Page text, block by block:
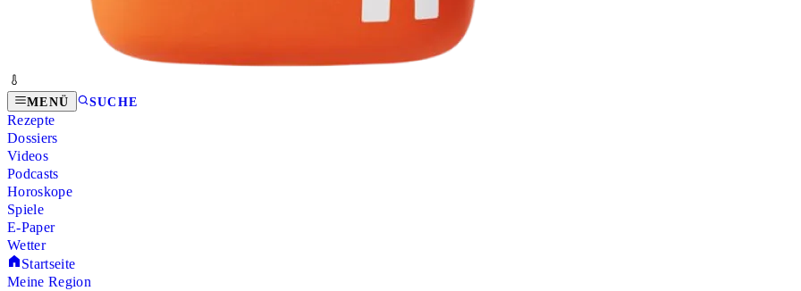
MENÜ SUCHE
Rezepte
Dossiers
Videos
Podcasts
Horoskope
Spiele
E-Paper
Wetter
Startseite
Meine Region